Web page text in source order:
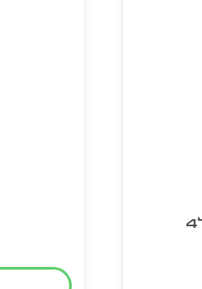
לוח פלא לקורדינציה, ל4